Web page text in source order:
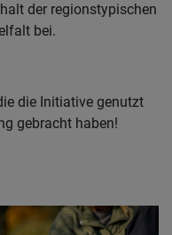
der regionstypischen
bei.
die Initiative genutzt
gebracht haben!